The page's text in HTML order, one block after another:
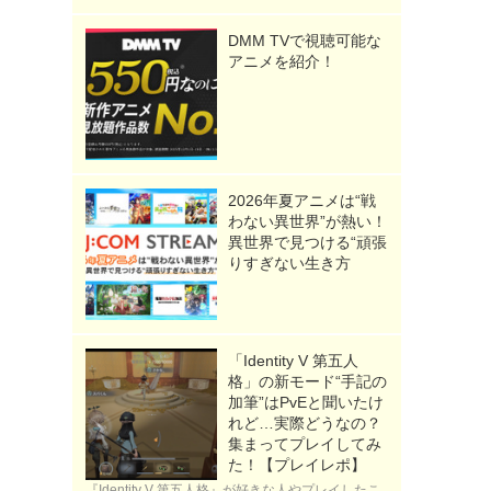
DMM TVで視聴可能な
アニメを紹介！
2026年夏アニメは“戦
わない異世界”が熱い！
異世界で見つける“頑張
りすぎない生き方
「Identity V 第五人
格」の新モード“手記の
加筆”はPvEと聞いたけ
れど…実際どうなの？
集まってプレイしてみ
た！【プレイレポ】